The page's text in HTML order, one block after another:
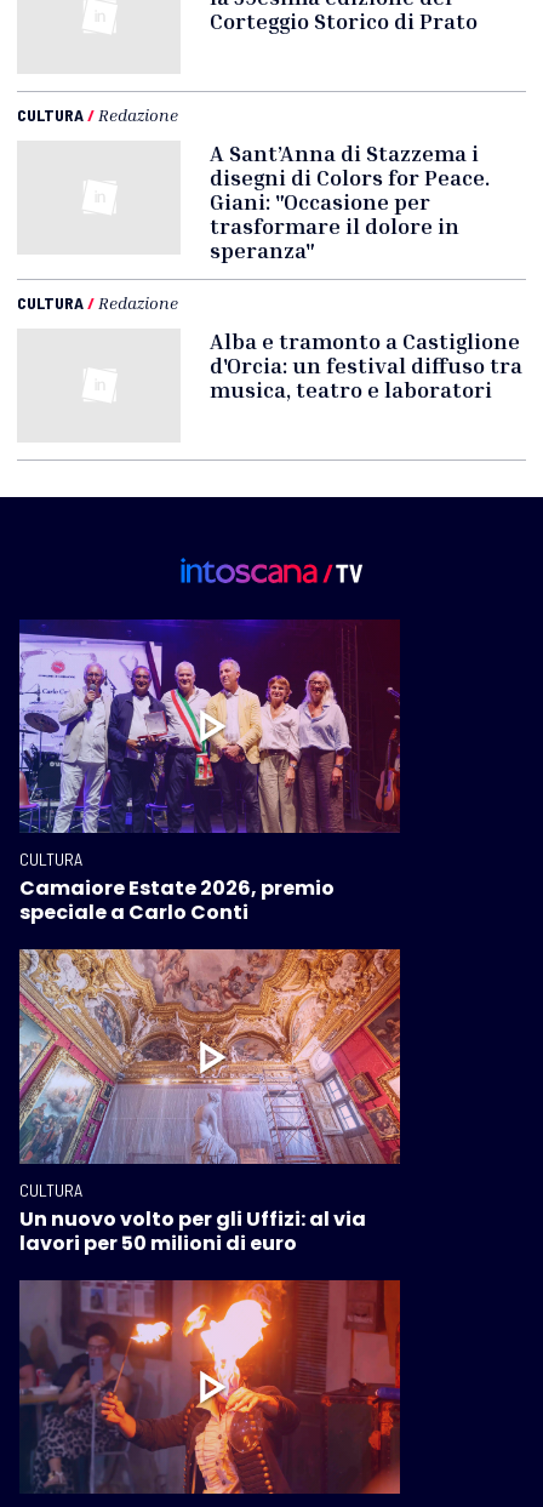
Corteggio Storico di Prato
CULTURA/ Redazione
A Sant’Anna di Stazzema i
disegni di Colors for Peace.
Giani: "Occasione per
trasformare il dolore in
speranza"
CULTURA/ Redazione
Alba e tramonto a Castiglione
d'Orcia: un festival diffuso tra
musica, teatro e laboratori
CULTURA
Camaiore Estate 2026, premio
speciale a Carlo Conti
CULTURA
Un nuovo volto per gli Uffizi: al via
lavori per 50 milioni di euro